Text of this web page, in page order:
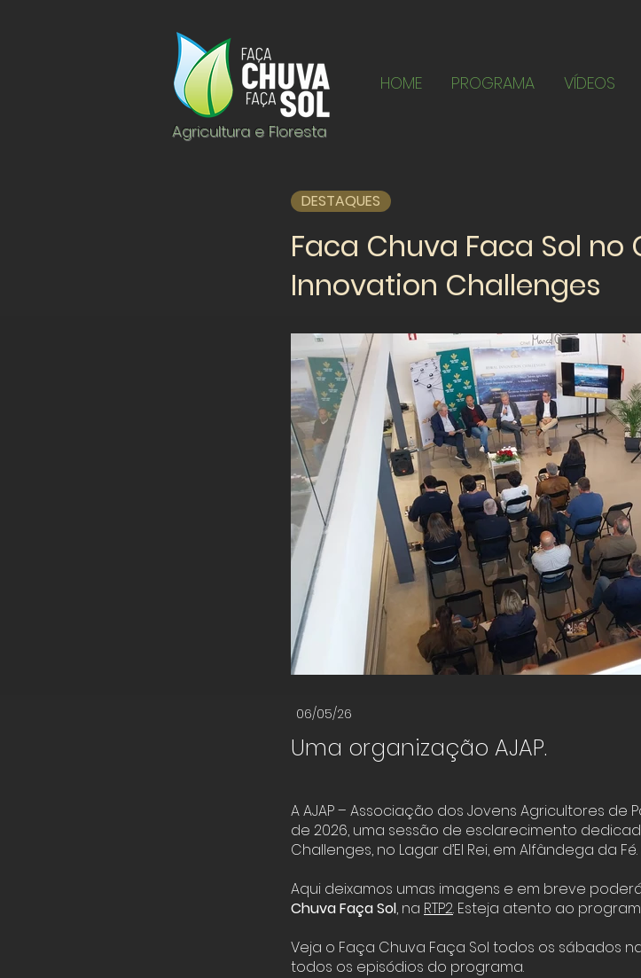
Agricultura e Floresta
HOME PROGRAMA VÍDEOS
DESTAQUES
Faca Chuva Faca Sol no
Innovation Challenges
06/05/26
Uma organização AJAP.
A AJAP – Associação dos Jovens Agricultores
de 2026, uma sessão de esclarecimento
Challenges, no Lagar d’El Rei, em Alfândega da
Aqui deixamos umas imagens e em breve
Chuva Faça Sol, na RTP2. Esteja atento ao
Veja o Faça Chuva Faça Sol todos os sábados
todos os episódios do programa.